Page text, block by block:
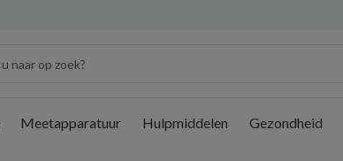
Meetapparatuur Hulpmiddelen Gezondheid